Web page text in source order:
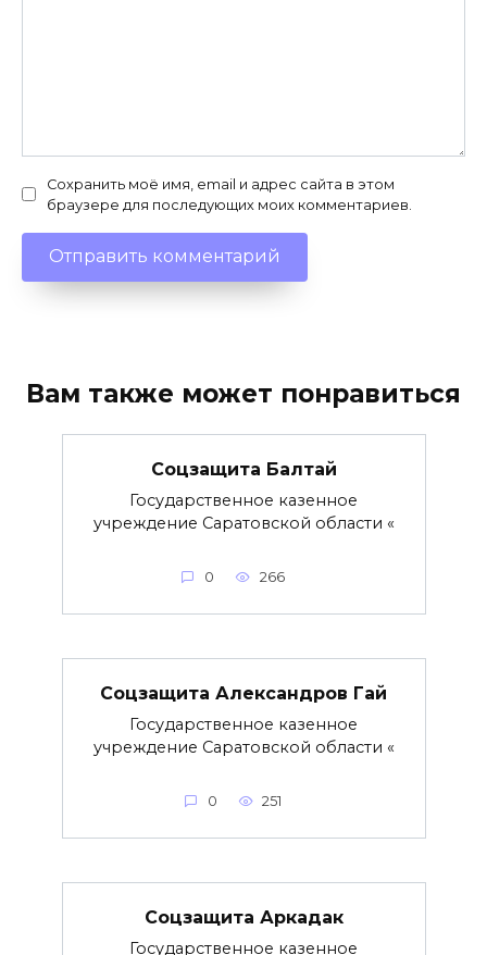
Сохранить моё имя, email и адрес сайта в этом
браузере для последующих моих комментариев.
Вам также может понравиться
Соцзащита Балтай
Государственное казенное
учреждение Саратовской области «
0 266
Соцзащита Александров Гай
Государственное казенное
учреждение Саратовской области «
0 251
Соцзащита Аркадак
Государственное казенное